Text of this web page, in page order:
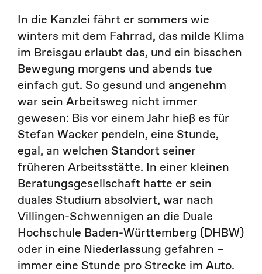
In die Kanzlei fährt er sommers wie
winters mit dem Fahrrad, das milde Klima
im Breisgau erlaubt das, und ein bisschen
Bewegung morgens und abends tue
einfach gut. So gesund und angenehm
war sein Arbeitsweg nicht immer
gewesen: Bis vor einem Jahr hieß es für
Stefan Wacker pendeln, eine Stunde,
egal, an welchen Standort seiner
früheren Arbeitsstätte. In einer kleinen
Beratungsgesellschaft hatte er sein
duales Studium absolviert, war nach
Villingen-Schwennigen an die Duale
Hochschule Baden-Württemberg (DHBW)
oder in eine Niederlassung gefahren –
immer eine Stunde pro Strecke im Auto.